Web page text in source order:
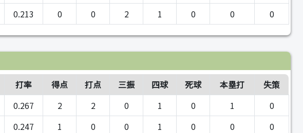
0.213 0 0 2 1 0 0 0
打率 得点 打点 三振 四球 死球 本塁打
失策
0.267 2 2 0 1 0 1
0
0.247 1 0 0 1 0 0
0